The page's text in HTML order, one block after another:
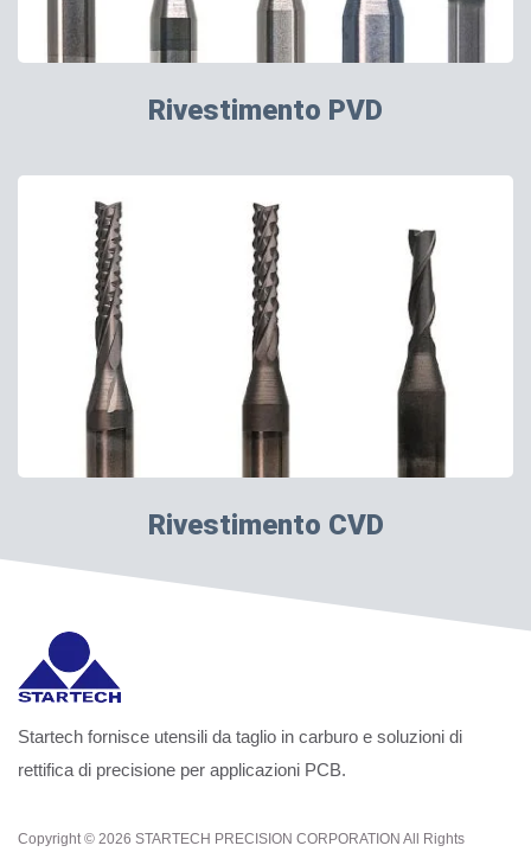
Rivestimento PVD
Rivestimento CVD
Startech fornisce utensili da taglio in carburo e soluzioni di
rettifica di precisione per applicazioni PCB.
Copyright © 2026 STARTECH PRECISION CORPORATION All Rights